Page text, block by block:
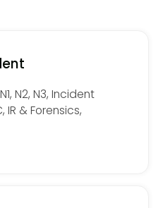
N2, N3, Incident
& Forensics,